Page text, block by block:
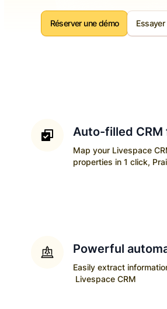
Réserver une démo
Auto-filled CRM
Map your Livespace
properties in 1 click,
Powerful
Easily extract
Livespace CRM